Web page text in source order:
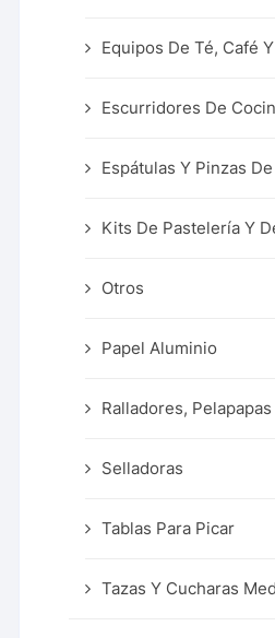
Equipos De Té, Café
Escurridores De
Espátulas Y Pinzas
Kits De Pastelería Y
Otros
Papel Aluminio
Ralladores,
Selladoras
Tablas Para Picar
Tazas Y Cucharas